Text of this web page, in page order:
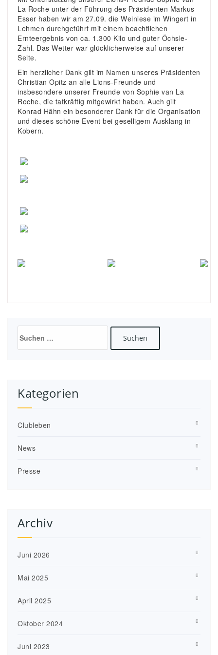
La Roche unter der Führung des Präsidenten Markus
Esser haben wir am 27.09. die Weinlese im Wingert in
Lehmen durchgeführt mit einem beachtlichen
Ernteergebnis von ca. 1.300 Kilo und guter Öchsle-
Zahl. Das Wetter war glücklicherweise auf unserer
Seite.
Ein herzlicher Dank gilt im Namen unseres Präsidenten
Christian Opitz an alle Lions-Freunde und
insbesondere unserer Freunde von Sophie van La
Roche, die tatkräftig mitgewirkt haben. Auch gilt
Konrad Hähn ein besonderer Dank für die Organisation
und dieses schöne Event bei geselligem Ausklang in
Kobern.
nach:
Kategorien
Clubleben
News
Presse
Archiv
Juni 2026
Mai 2025
April 2025
Oktober 2024
Juni 2023